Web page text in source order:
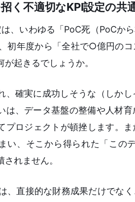
招く不適切なKPI設定の共
、いわゆる「PoC死（PoCか
初年度から「全社で○億円の
起きるでしょうか。
、確実に成功しそうな（しか
は、データ基盤の整備や人材
プロジェクトが頓挫します。
い、そこから得られた「この
れません。
、直接的な財務成果だけでな